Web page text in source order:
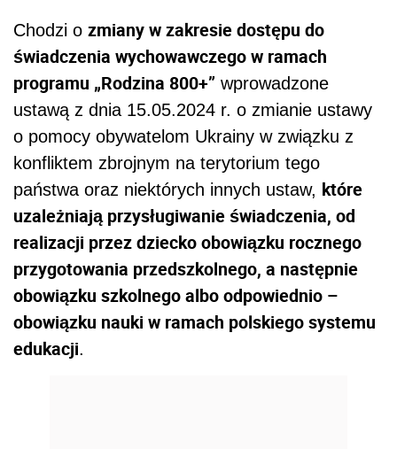
Chodzi o zmiany w zakresie dostępu do
świadczenia wychowawczego w ramach
programu „Rodzina 800+” wprowadzone
ustawą z dnia 15.05.2024 r. o zmianie ustawy
o pomocy obywatelom Ukrainy w związku z
konfliktem zbrojnym na terytorium tego
państwa oraz niektórych innych ustaw, które
uzależniają przysługiwanie świadczenia, od
realizacji przez dziecko obowiązku rocznego
przygotowania przedszkolnego, a następnie
obowiązku szkolnego albo odpowiednio –
obowiązku nauki w ramach polskiego systemu
edukacji.